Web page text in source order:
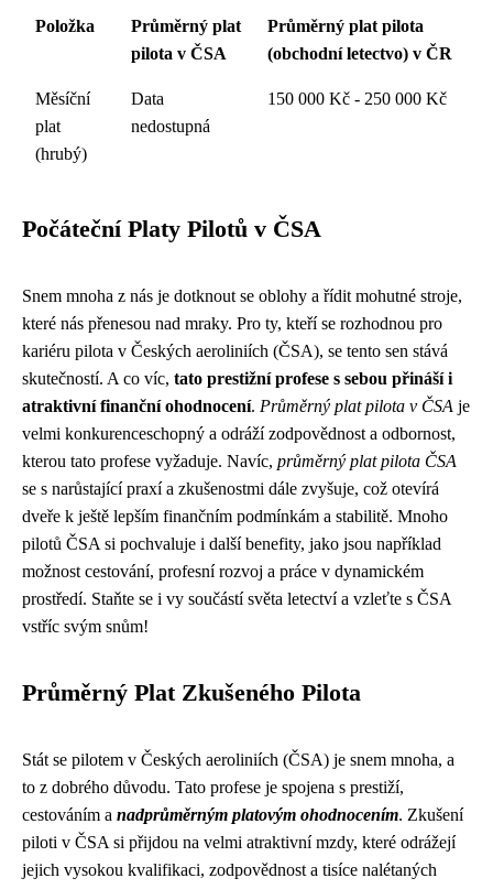
Položka
Průměrný plat
pilota v ČSA
Průměrný plat pilota
(obchodní letectvo) v ČR
Měsíční
plat
(hrubý)
Data
nedostupná
150 000 Kč - 250 000 Kč
Počáteční Platy Pilotů v ČSA
Snem mnoha z nás je dotknout se oblohy a řídit mohutné stroje,
které nás přenesou nad mraky. Pro ty, kteří se rozhodnou pro
kariéru pilota v Českých aeroliniích (ČSA), se tento sen stává
skutečností. A co víc, tato prestižní profese s sebou přináší i
atraktivní finanční ohodnocení. Průměrný plat pilota v ČSA je
velmi konkurenceschopný a odráží zodpovědnost a odbornost,
kterou tato profese vyžaduje. Navíc, průměrný plat pilota ČSA
se s narůstající praxí a zkušenostmi dále zvyšuje, což otevírá
dveře k ještě lepším finančním podmínkám a stabilitě. Mnoho
pilotů ČSA si pochvaluje i další benefity, jako jsou například
možnost cestování, profesní rozvoj a práce v dynamickém
prostředí. Staňte se i vy součástí světa letectví a vzleťte s ČSA
vstříc svým snům!
Průměrný Plat Zkušeného Pilota
Stát se pilotem v Českých aeroliniích (ČSA) je snem mnoha, a
to z dobrého důvodu. Tato profese je spojena s prestiží,
cestováním a nadprůměrným platovým ohodnocením. Zkušení
piloti v ČSA si přijdou na velmi atraktivní mzdy, které odrážejí
jejich vysokou kvalifikaci, zodpovědnost a tisíce nalétaných